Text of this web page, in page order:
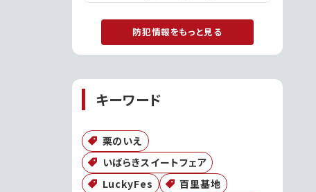
防犯情報をもっと見る
キーワード
栗のいえ
いばらきスイートフェア
LuckyFes
百里基地